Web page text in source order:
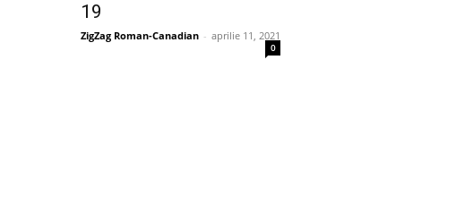
19
ZigZag Roman-Canadian - aprilie 11, 2021
0